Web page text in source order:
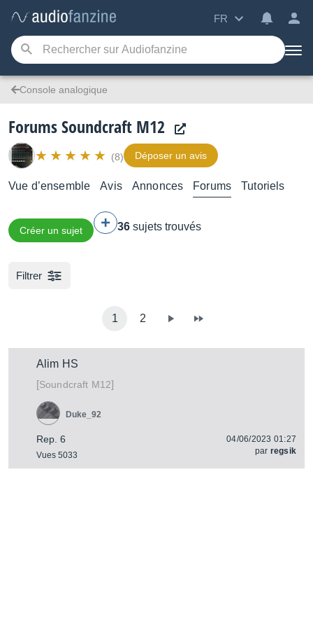
FR
Console analogique
Forums Soundcraft M12
(8) Déposer un avis
Vue d’ensemble Avis Annonces Forums Tutoriels
Créer un sujet 36 sujets trouvés
Filtrer
1 2
Alim HS
[Soundcraft M12]
Rep. 6
Vues 5033
Duke_92
04/06/2023 01:27
par regsik